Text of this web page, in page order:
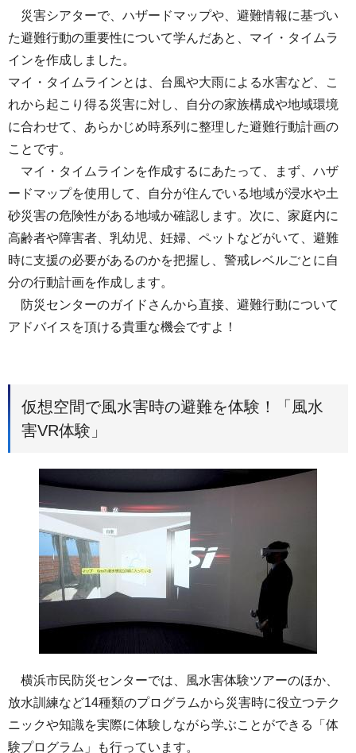
災害シアターで、ハザードマップや、避難情報に基づい
た避難行動の重要性について学んだあと、マイ・タイムラ
インを作成しました。
マイ・タイムラインとは、台風や大雨による水害など、こ
れから起こり得る災害に対し、自分の家族構成や地域環境
に合わせて、あらかじめ時系列に整理した避難行動計画の
ことです。
マイ・タイムラインを作成するにあたって、まず、ハザ
ードマップを使用して、自分が住んでいる地域が浸水や土
砂災害の危険性がある地域か確認します。次に、家庭内に
高齢者や障害者、乳幼児、妊婦、ペットなどがいて、避難
時に支援の必要があるのかを把握し、警戒レベルごとに自
分の行動計画を作成します。
防災センターのガイドさんから直接、避難行動について
アドバイスを頂ける貴重な機会ですよ！
仮想空間で風水害時の避難を体験！「風水
害VR体験」
横浜市民防災センターでは、風水害体験ツアーのほか、
放水訓練など14種類のプログラムから災害時に役立つテク
ニックや知識を実際に体験しながら学ぶことができる「体
験プログラム」も行っています。